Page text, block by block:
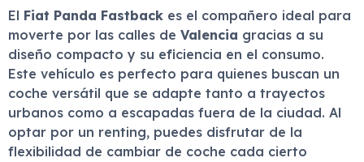
El Fiat Panda Fastback es el compañero ideal para
moverte por las calles de Valencia gracias a su
diseño compacto y su eficiencia en el consumo.
Este vehículo es perfecto para quienes buscan un
coche versátil que se adapte tanto a trayectos
urbanos como a escapadas fuera de la ciudad. Al
optar por un renting, puedes disfrutar de la
flexibilidad de cambiar de coche cada cierto